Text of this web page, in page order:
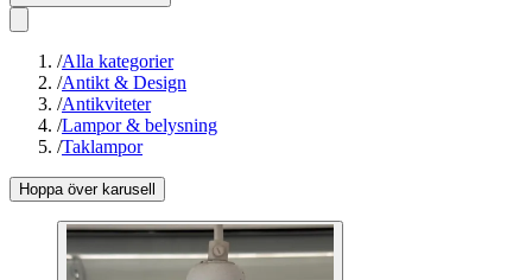
/Alla kategorier
/Antikt & Design
/Antikviteter
/Lampor & belysning
/Taklampor
Hoppa över karusell